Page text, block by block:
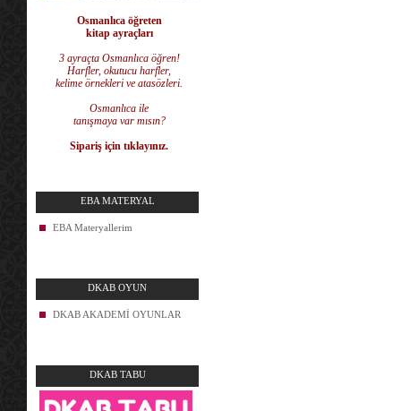
Osmanlıca öğreten
kitap ayraçları
3 ayraçta Osmanlıca öğren!
Harfler, okutucu harfler,
kelime örnekleri ve atasözleri.
Osmanlıca ile
tanışmaya var mısın?
Sipariş için tıklayınız.
EBA MATERYAL
EBA Materyallerim
DKAB OYUN
DKAB AKADEMİ OYUNLAR
DKAB TABU